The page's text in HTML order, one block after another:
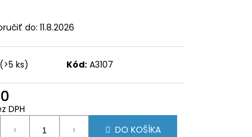
do: 11.8.2026
(>5 ks) Kód: A3107
DPH
DO KOŠÍKA